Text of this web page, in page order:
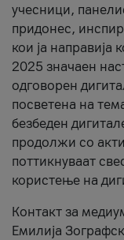
учесници,
придонес,
кои ја направија
2025 значаен
одговорен
посветена на
безбеден
продолжи со
поттикнуваат
користење на
Контакт за
Емилија